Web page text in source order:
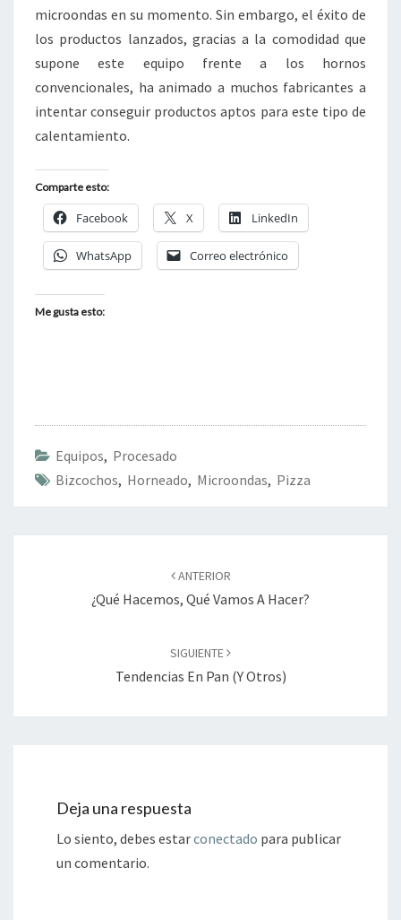
microondas en su momento. Sin embargo, el éxito de
los productos lanzados, gracias a la comodidad que
supone este equipo frente a los hornos
convencionales, ha animado a muchos fabricantes a
intentar conseguir productos aptos para este tipo de
calentamiento.
Comparte esto:
Facebook X LinkedIn
WhatsApp Correo electrónico
Me gusta esto:
Equipos, Procesado
Bizcochos, Horneado, Microondas, Pizza
ANTERIOR
¿Qué Hacemos, Qué Vamos A Hacer?
SIGUIENTE
Tendencias En Pan (y Otros)
Deja una respuesta
Lo siento, debes estarconectado para publicar
un comentario.